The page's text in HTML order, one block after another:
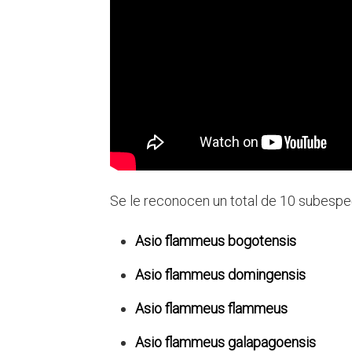
Se le reconocen un total de 10
Asio flammeus bogotensis
Asio flammeus domingensis
Asio flammeus flammeus
Asio flammeus galapagoensis